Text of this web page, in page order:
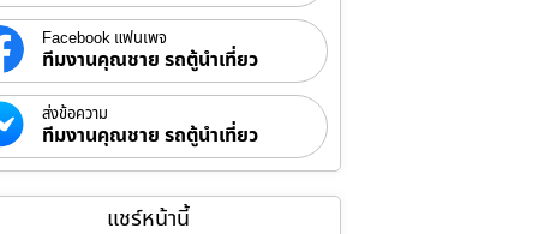
Facebook แฟนเพจ
ทีมงานคุณชาย รถตู้นำเที่ยว
ส่งข้อความ
ทีมงานคุณชาย รถตู้นำเที่ยว
แชร์หน้านี้